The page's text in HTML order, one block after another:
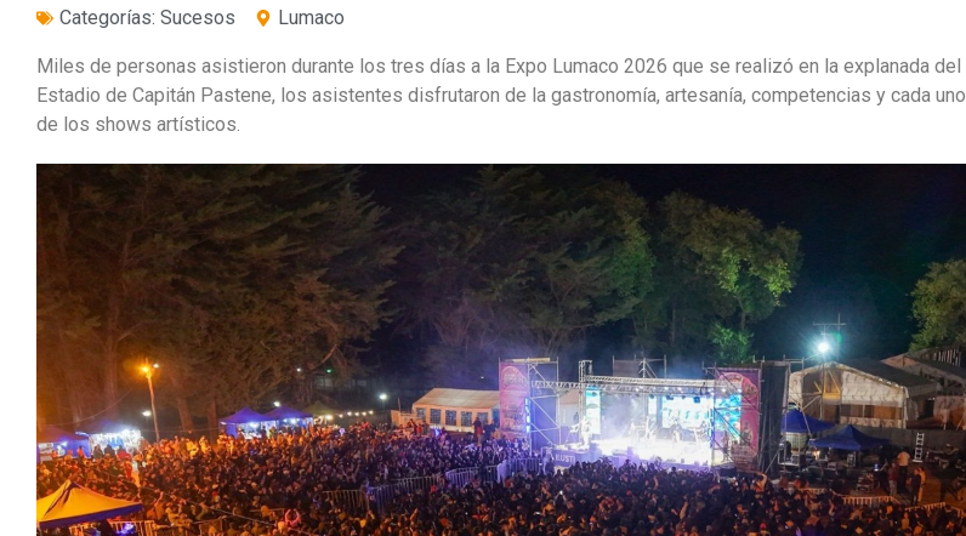
Categorías: Sucesos Lumaco
Miles de personas asistieron durante los tres días a la Expo Lumaco 2026 que se realizó en la explanada del
Estadio de Capitán Pastene, los asistentes disfrutaron de la gastronomía, artesanía, competencias y cada uno
de los shows artísticos.